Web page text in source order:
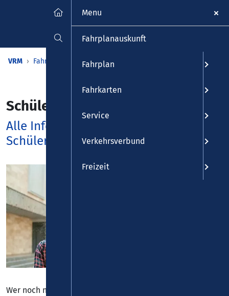
VRM Fahrkarten Tickets Schüler-Tickets
Schüler-Tickets
Alle Informationen rund um unsere
Schüler-Tickets
Wer noch nicht ausgelernt hat, der fährt mit unserer
Menu
Fahrplanauskunft
Fahrplan
Fahrkarten
Service
Verkehrsverbund
Freizeit